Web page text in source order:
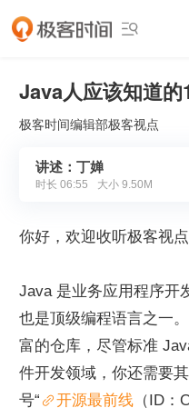

Java人应该知道
极客时间编辑部极客视点
讲述：丁婵
时长 06:55 大小 9.50M
你好，欢迎收听极客视点
Java 是业务应用程序开
也是顶级编程语言之一
富的仓库，尽管标准
件开发领域，你还需要
号“
开源最前线 （ID：